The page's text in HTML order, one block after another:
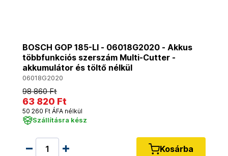
BOSCH GOP 185-LI - 06018G2020 - Akkus
többfunkciós szerszám Multi-Cutter -
akkumulátor és töltő nélkül
06018G2020
98 860 Ft
63 820 Ft
50 260 Ft ÁFA nélkül
Szállításra kész
Kosárba